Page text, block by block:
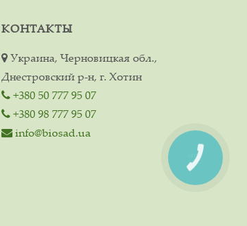
КОНТАКТЫ
Украина, Черновицкая обл.,
Днестровский р-н, г. Хотин
+380 50 777 95 07
+380 98 777 95 07
info@biosad.ua
КНОПКА
СВЯЗИ